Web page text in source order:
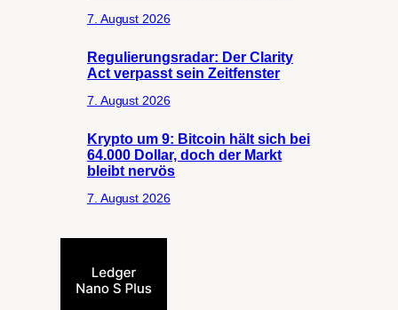
7. August 2026
Regulierungsradar: Der Clarity
Act verpasst sein Zeitfenster
7. August 2026
Krypto um 9: Bitcoin hält sich bei
64.000 Dollar, doch der Markt
bleibt nervös
7. August 2026